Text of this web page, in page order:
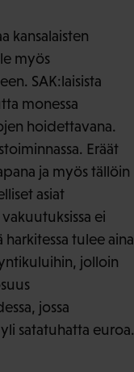
kansalaisten
myös
SAK:laisista
monessa
hoidettavana.
Eräät
ja myös tällöin
asiat
ei
tulee aina
jolloin
jossa
satatuhatta euroa.